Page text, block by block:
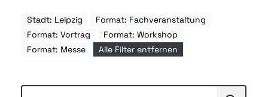
Stadt: Leipzig
Format: Fachveranstaltung
Format: Vortrag
Format: Workshop
Format: Messe
Alle Filter entfernen